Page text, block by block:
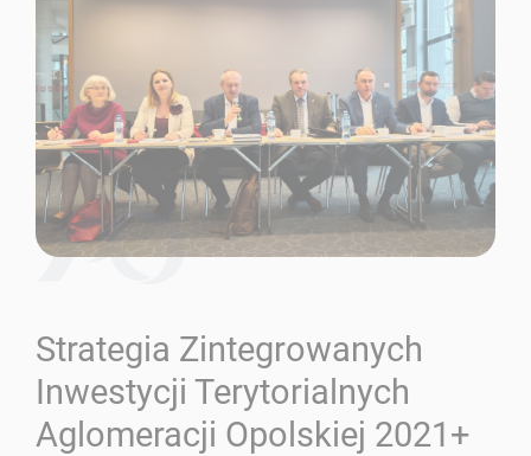
Strategia Zintegrowanych
Inwestycji Terytorialnych
Aglomeracji Opolskiej 2021+